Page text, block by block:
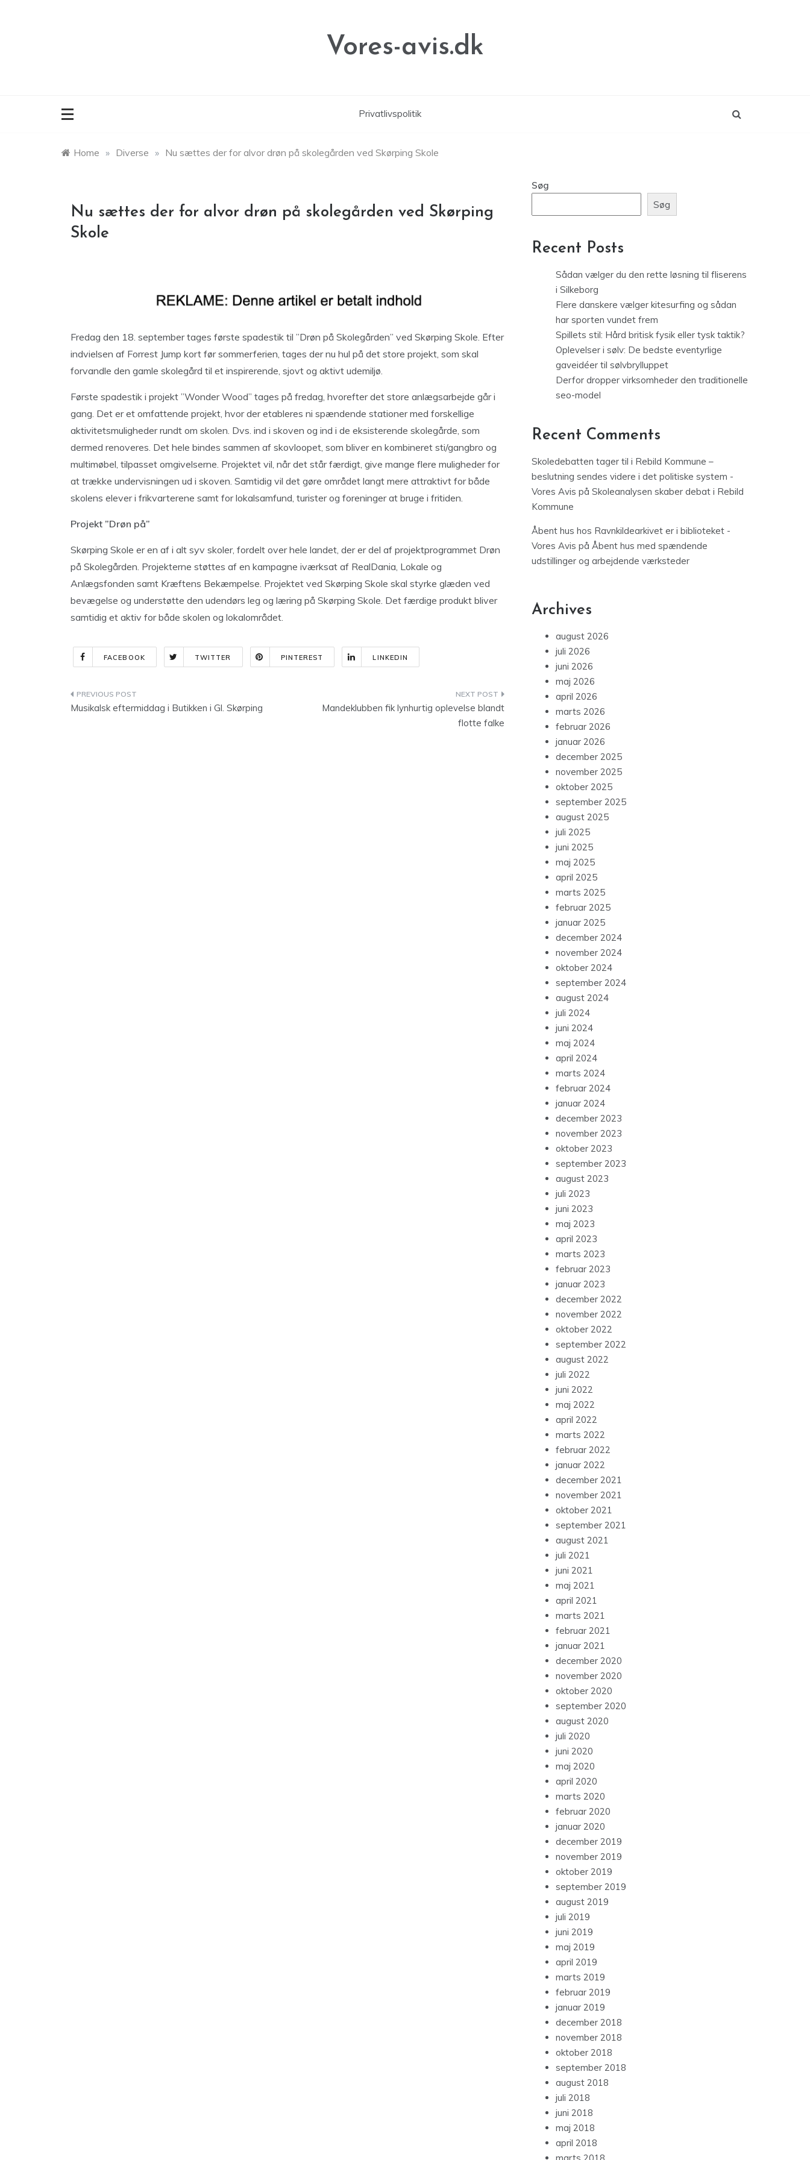
Vores-avis.dk
Privatlivspolitik
Home » Diverse » Nu sættes der for alvor drøn på skolegården ved Skørping Skole
Nu sættes der for alvor drøn på skolegården ved Skørping
Skole
Fredag den 18. september tages første spadestik til ”Drøn på Skolegården” ved Skørping Skole. Efter
indvielsen af Forrest Jump kort før sommerferien, tages der nu hul på det store projekt, som skal
forvandle den gamle skolegård til et inspirerende, sjovt og aktivt udemiljø.
Første spadestik i projekt ”Wonder Wood” tages på fredag, hvorefter det store anlægsarbejde går i
gang. Det er et omfattende projekt, hvor der etableres ni spændende stationer med forskellige
aktivitetsmuligheder rundt om skolen. Dvs. ind i skoven og ind i de eksisterende skolegårde, som
dermed renoveres. Det hele bindes sammen af skovloopet, som bliver en kombineret sti/gangbro og
multimøbel, tilpasset omgivelserne. Projektet vil, når det står færdigt, give mange flere muligheder for
at trække undervisningen ud i skoven. Samtidig vil det gøre området langt mere attraktivt for både
skolens elever i frikvarterene samt for lokalsamfund, turister og foreninger at bruge i fritiden.
Projekt ”Drøn på”
Skørping Skole er en af i alt syv skoler, fordelt over hele landet, der er del af projektprogrammet Drøn
på Skolegården. Projekterne støttes af en kampagne iværksat af RealDania, Lokale og
Anlægsfonden samt Kræftens Bekæmpelse. Projektet ved Skørping Skole skal styrke glæden ved
bevægelse og understøtte den udendørs leg og læring på Skørping Skole. Det færdige produkt bliver
samtidig et aktiv for både skolen og lokalområdet.
FACEBOOK TWITTER PINTEREST LINKEDIN
Indlægsnavigation
Musikalsk eftermiddag i Butikken i Gl. Skørping
Mandeklubben fik lynhurtig oplevelse blandt
flotte falke
Søg
Søg
Recent Posts
Sådan vælger du den rette løsning til fliserens
i Silkeborg
Flere danskere vælger kitesurfing og sådan
har sporten vundet frem
Spillets stil: Hård britisk fysik eller tysk taktik?
Oplevelser i sølv: De bedste eventyrlige
gaveidéer til sølvbrylluppet
Derfor dropper virksomheder den traditionelle
seo-model
Recent Comments
Skoledebatten tager til i Rebild Kommune –
beslutning sendes videre i det politiske system -
Vores Avis på Skoleanalysen skaber debat i Rebild
Kommune
Åbent hus hos Ravnkildearkivet er i biblioteket -
Vores Avis på Åbent hus med spændende
udstillinger og arbejdende værksteder
Archives
august 2026
juli 2026
juni 2026
maj 2026
april 2026
marts 2026
februar 2026
januar 2026
december 2025
november 2025
oktober 2025
september 2025
august 2025
juli 2025
juni 2025
maj 2025
april 2025
marts 2025
februar 2025
januar 2025
december 2024
november 2024
oktober 2024
september 2024
august 2024
juli 2024
juni 2024
maj 2024
april 2024
marts 2024
februar 2024
januar 2024
december 2023
november 2023
oktober 2023
september 2023
august 2023
juli 2023
juni 2023
maj 2023
april 2023
marts 2023
februar 2023
januar 2023
december 2022
november 2022
oktober 2022
september 2022
august 2022
juli 2022
juni 2022
maj 2022
april 2022
marts 2022
februar 2022
januar 2022
december 2021
november 2021
oktober 2021
september 2021
august 2021
juli 2021
juni 2021
maj 2021
april 2021
marts 2021
februar 2021
januar 2021
december 2020
november 2020
oktober 2020
september 2020
august 2020
juli 2020
juni 2020
maj 2020
april 2020
marts 2020
februar 2020
januar 2020
december 2019
november 2019
oktober 2019
september 2019
august 2019
juli 2019
juni 2019
maj 2019
april 2019
marts 2019
februar 2019
januar 2019
december 2018
november 2018
oktober 2018
september 2018
august 2018
juli 2018
juni 2018
maj 2018
april 2018